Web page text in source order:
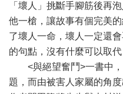
「壞人」挑斷手腳筋後再
他一槍，讓故事有個完美
了壞人一命，壞人一定還
的句點，沒有什麼可以取代
<與絕望奮鬥>一書中，
題，而由被害人家屬的角